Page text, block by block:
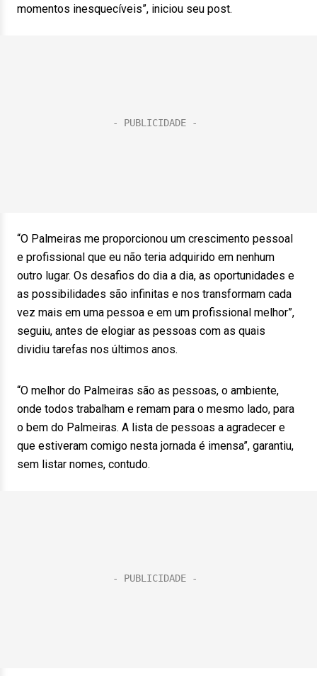
momentos inesquecíveis”, iniciou seu post.
“O Palmeiras me proporcionou um crescimento pessoal
e profissional que eu não teria adquirido em nenhum
outro lugar. Os desafios do dia a dia, as oportunidades e
as possibilidades são infinitas e nos transformam cada
vez mais em uma pessoa e em um profissional melhor”,
seguiu, antes de elogiar as pessoas com as quais
dividiu tarefas nos últimos anos.
“O melhor do Palmeiras são as pessoas, o ambiente,
onde todos trabalham e remam para o mesmo lado, para
o bem do Palmeiras. A lista de pessoas a agradecer e
que estiveram comigo nesta jornada é imensa”, garantiu,
sem listar nomes, contudo.